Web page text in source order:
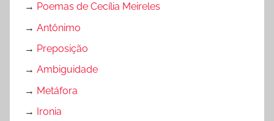
→ Poemas de Cecília Meireles
→ Antônimo
→ Preposição
→ Ambiguidade
→ Metáfora
→ Ironia